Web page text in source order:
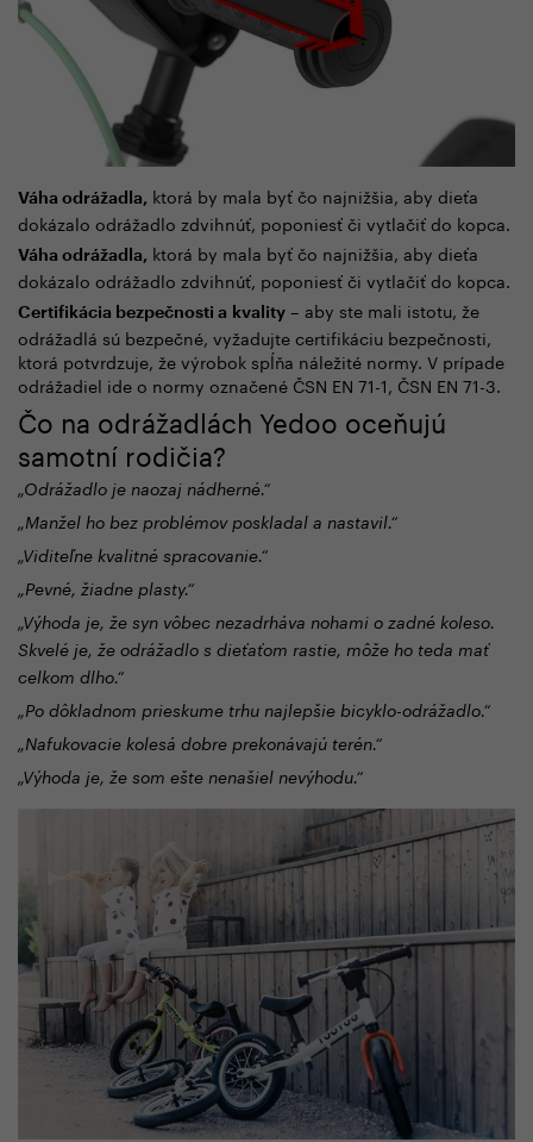
Váha odrážadla, ktorá by mala byť čo najnižšia, aby dieťa
dokázalo odrážadlo zdvihnúť, poponiesť či vytlačiť do kopca.
Váha odrážadla, ktorá by mala byť čo najnižšia, aby dieťa
dokázalo odrážadlo zdvihnúť, poponiesť či vytlačiť do kopca.
Certifikácia bezpečnosti a kvality – aby ste mali istotu, že
odrážadlá sú bezpečné, vyžadujte certifikáciu bezpečnosti,
ktorá potvrdzuje, že výrobok spĺňa náležité normy. V prípade
odrážadiel ide o normy označené ČSN EN 71-1, ČSN EN 71-3.
Čo na odrážadlách Yedoo oceňujú
samotní rodičia?
„Odrážadlo je naozaj nádherné.“
„Manžel ho bez problémov poskladal a nastavil.“
„Viditeľne kvalitné spracovanie.“
„Pevné, žiadne plasty.“
„Výhoda je, že syn vôbec nezadrháva nohami o zadné koleso.
Skvelé je, že odrážadlo s dieťaťom rastie, môže ho teda mať
celkom dlho.“
„Po dôkladnom prieskume trhu najlepšie bicyklo-odrážadlo.“
„Nafukovacie kolesá dobre prekonávajú terén.“
„Výhoda je, že som ešte nenašiel nevýhodu.“